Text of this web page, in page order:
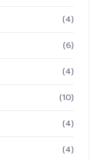
(4)
(6)
(4)
(10)
(4)
(4)